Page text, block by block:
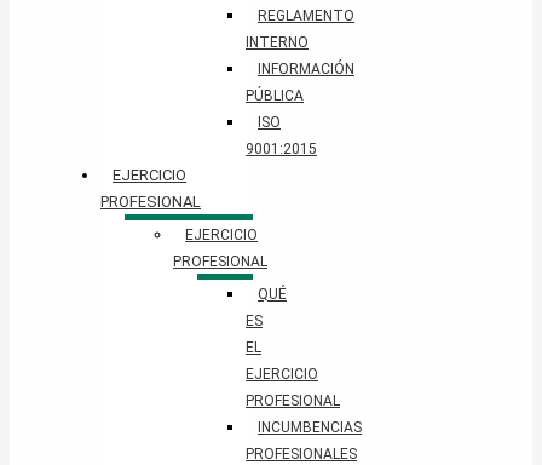
REGLAMENTO
INTERNO
INFORMACIÓN
PÚBLICA
ISO
9001:2015
EJERCICIO
PROFESIONAL
EJERCICIO
PROFESIONAL
QUÉ
ES
EL
EJERCICIO
PROFESIONAL
INCUMBENCIAS
PROFESIONALES